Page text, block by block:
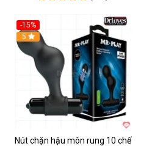
-15%
Hot
5
Nút chặn hậu môn rung 10 chế